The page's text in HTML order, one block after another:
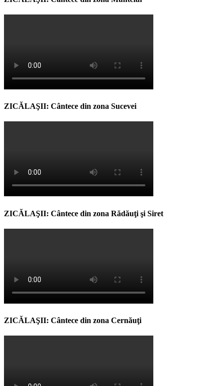
ZICĂLAŞII: Cântece din zona Sucevei
ZICĂLAŞII: Cântece din zona Rădăuţi şi Siret
ZICĂLAŞII: Cântece din zona Cernăuţi